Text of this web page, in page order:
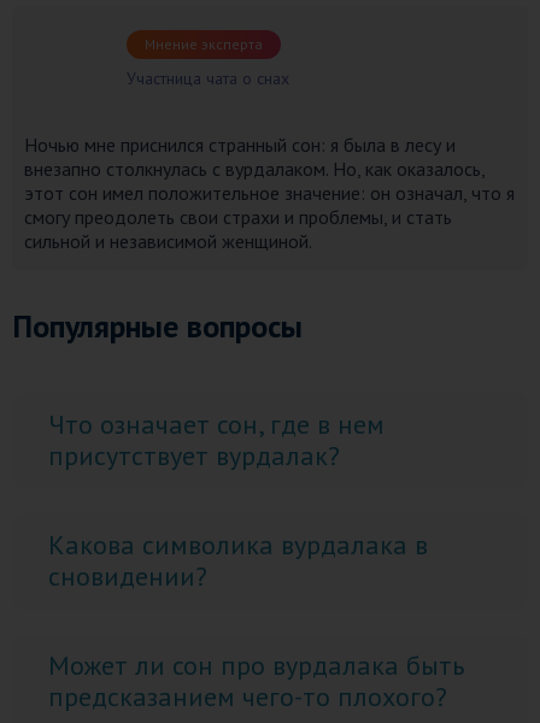
Мнение эксперта
Участница чата о снах
Ночью мне приснился странный сон: я была в лесу и
внезапно столкнулась с вурдалаком. Но, как оказалось,
этот сон имел положительное значение: он означал, что я
смогу преодолеть свои страхи и проблемы, и стать
сильной и независимой женщиной.
Популярные вопросы
Что означает сон, где в нем
присутствует вурдалак?
Какова символика вурдалака в
сновидении?
Может ли сон про вурдалака быть
предсказанием чего-то плохого?